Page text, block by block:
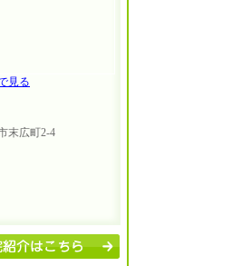
見る
末広町2-4